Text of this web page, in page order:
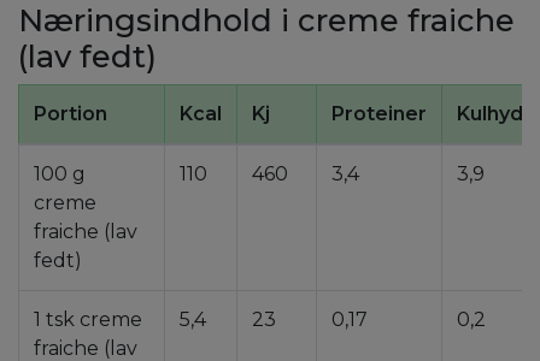
Næringsindhold i creme fraiche
(lav fedt)
Portion Kcal Kj Proteiner
100 g
creme
fraiche (lav
fedt)
110 460 3,4 3,9
1 tsk creme
fraiche (lav
5,4 23 0,17 0,2